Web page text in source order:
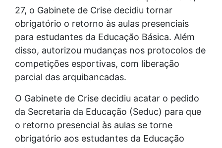
27, o Gabinete de Crise decidiu tornar
obrigatório o retorno às aulas presenciais
para estudantes da Educação Básica. Além
disso, autorizou mudanças nos protocolos de
competições esportivas, com liberação
parcial das arquibancadas.
O Gabinete de Crise decidiu acatar o pedido
da Secretaria da Educação (Seduc) para que
o retorno presencial às aulas se torne
obrigatório aos estudantes da Educação